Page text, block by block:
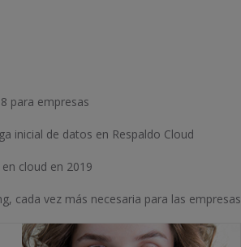
para empresas
inicial de datos en Respaldo Cloud
cloud en 2019
cada vez más necesaria para las empresas